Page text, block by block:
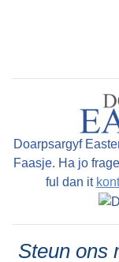
Doarpsargyf
Faasje. Ha jo
ful dan it
Steun ons